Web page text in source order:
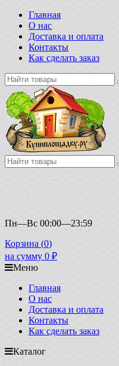
Главная
О нас
Доставка и оплата
Контакты
Как сделать заказ
Пн—Вс 00:00—23:59
Корзина (0)
на сумму 0 ₽
Меню
Главная
О нас
Доставка и оплата
Контакты
Как сделать заказ
Каталог